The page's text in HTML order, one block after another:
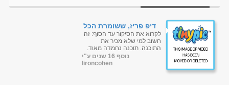
דיפ פריז, ששומרת הכל
במחשב שלך ומאבטחת
אותו לגמרי
לקרוא את הסיקור עד הסוף: זה
חשוב למי שלא מכיר את
התוכנה. תוכנה נחמדה מאוד,
המאפשרת להקפיא את המצב
של המחשב, הכוונה שמרגע
נוסף 16 שנים ע"י
lironcohen